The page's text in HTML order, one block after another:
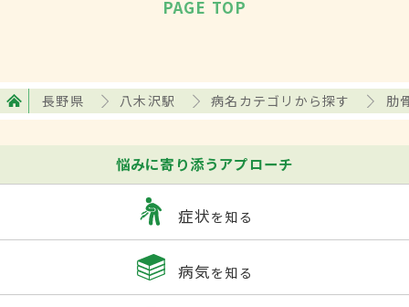
PAGE TOP
長野県 八木沢駅 病名カテゴリから探す 肋
悩みに寄り添うアプローチ
症状を知る
病気を知る